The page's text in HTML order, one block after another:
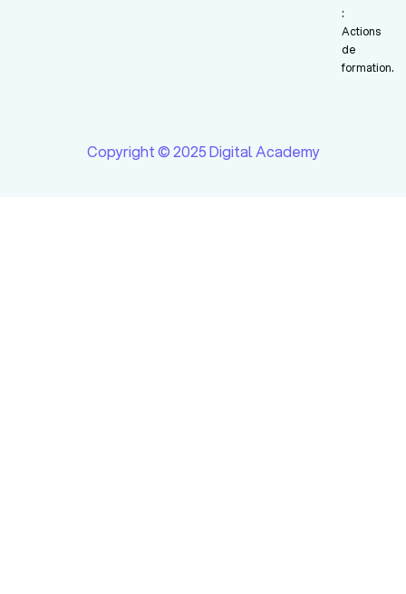
:
Actions
de
formation.
Copyright © 2025 Digital Academy